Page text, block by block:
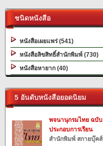
ชนิดหนังสือ
หนังสือเผยแพร่ (541)
หนังสือลิขสิทธิ์สำนักพิมพ์ (730)
หนังสือหายาก (40)
5 อันดับหนังสือยอดนิยม
พจนานุกรมไทย ฉบับ
ประกอบการเรียน
สำนักพิมพ์ สกายบุ๊คส์